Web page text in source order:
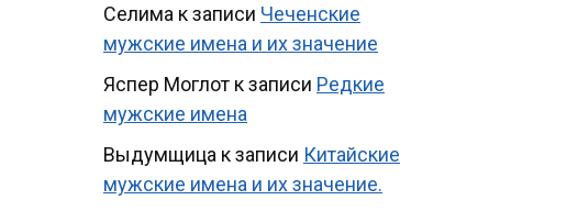
Селима к записи Чеченские
мужские имена и их значение
Яспер Моглот к записи Редкие
мужские имена
Выдумщица к записи Китайские
мужские имена и их значение.